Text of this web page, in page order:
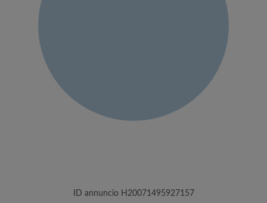
ID annuncio H20071495927157